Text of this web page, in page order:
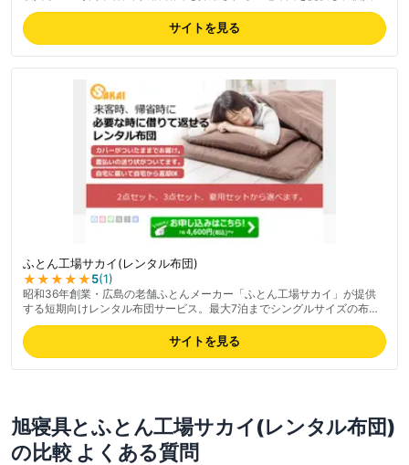
ら企業・団体・学校関係まで幅広く対応。大阪府内自社配送エリア(交
野・枚方・寝屋川・四條畷)では1週間の割安価格設定が特徴で、東京ほか
全国発送にも対応。布団品質と清潔さに定評があり、いつもふかふかな状
態でお届け。最新の料金は公式サイトでご確認ください。
サイトを見る
ふとん工場サカイ(レンタル布団)
★★★★★5(1)
昭和36年創業・広島の老舗ふとんメーカー「ふとん工場サカイ」が提供
する短期向けレンタル布団サービス。最大7泊までシングルサイズの布団
セット(掛け布団・敷布団・枕・カバー付き)を貸し出し、本州・四国・九
州に配送対応。返却は梱包資材と着払伝票が同梱され利用者が集荷依頼す
るだけ。工場製の清潔な布団を来客時や帰省時に手軽に利用できる。
サイトを見る
旭寝具とふとん工場サカイ(レンタル布団)
の比較 よくある質問